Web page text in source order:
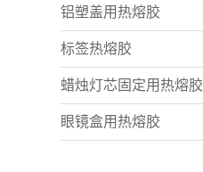
铝塑盖用热熔胶
标签热熔胶
蜡烛灯芯固定用热熔胶
眼镜盒用热熔胶